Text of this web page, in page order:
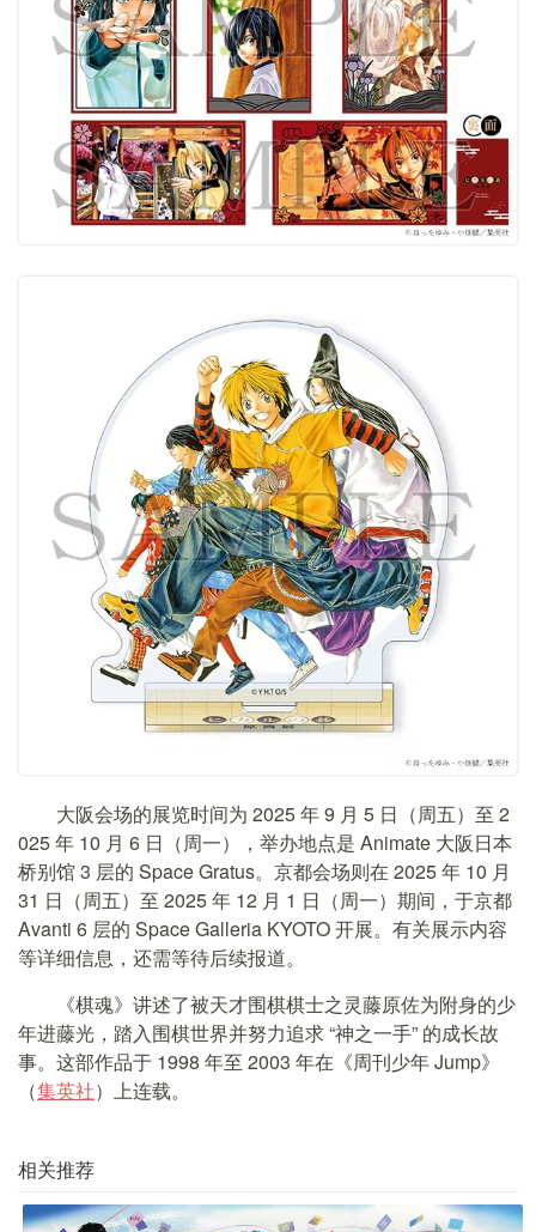
大阪会场的展览时间为 2025 年 9 月 5 日（周五）至 2
025 年 10 月 6 日（周一），举办地点是 Animate 大阪日本
桥别馆 3 层的 Space Gratus。京都会场则在 2025 年 10 月
31 日（周五）至 2025 年 12 月 1 日（周一）期间，于京都
Avanti 6 层的 Space Galleria KYOTO 开展。有关展示内容
等详细信息，还需等待后续报道。
《棋魂》讲述了被天才围棋棋士之灵藤原佐为附身的少
年进藤光，踏入围棋世界并努力追求 “神之一手” 的成长故
事。这部作品于 1998 年至 2003 年在《周刊少年 Jump》
（集英社）上连载。
相关推荐